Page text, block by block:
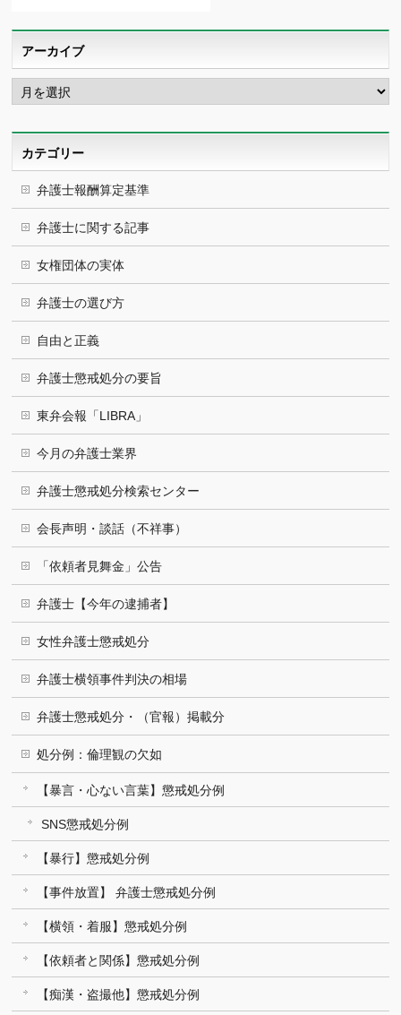
アーカイブ
ア
ー
カ
カテゴリー
弁護士報酬算定基準
弁護士に関する記事
女権団体の実体
弁護士の選び方
自由と正義
弁護士懲戒処分の要旨
東弁会報「LIBRA」
今月の弁護士業界
弁護士懲戒処分検索センター
会長声明・談話（不祥事）
「依頼者見舞金」公告
弁護士【今年の逮捕者】
女性弁護士懲戒処分
弁護士横領事件判決の相場
弁護士懲戒処分・（官報）掲載分
処分例：倫理観の欠如
【暴言・心ない言葉】懲戒処分例
SNS懲戒処分例
【暴行】懲戒処分例
【事件放置】 弁護士懲戒処分例
【横領・着服】懲戒処分例
【依頼者と関係】懲戒処分例
【痴漢・盗撮他】懲戒処分例